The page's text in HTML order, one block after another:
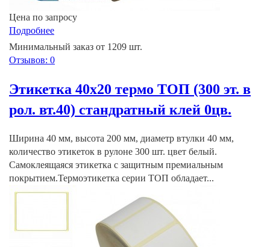
Цена по запросу
Подробнее
Минимальный заказ от 1209 шт.
Отзывов: 0
Этикетка 40х20 термо ТОП (300 эт. в
рол. вт.40) стандратный клей 0цв.
Ширина 40 мм, высота 200 мм, диаметр втулки 40 мм,
количество этикеток в рулоне 300 шт. цвет белый.
Самоклеящаяся этикетка с защитным премиальным
покрытием.Термоэтикетка серии ТОП обладает...